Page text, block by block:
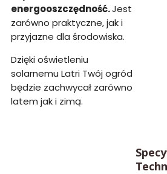
energooszczędność.Jest
zarówno praktyczne, jak i
przyjazne dla środowiska.
Dzięki oświetleniu
solarnemu Latri Twój ogród
będzie zachwycał zarówno
latem jak i zimą.